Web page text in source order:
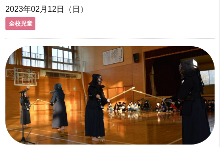
2023年02月12日（日）
全校児童